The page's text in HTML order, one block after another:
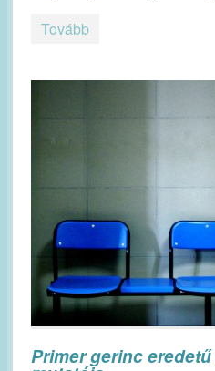
Tovább
Primer gerinc